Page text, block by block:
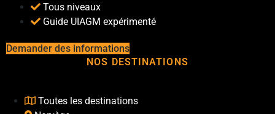
Tous niveaux
Guide UIAGM expérimenté
Demander des informations
NOS DESTINATIONS
Toutes les destinations